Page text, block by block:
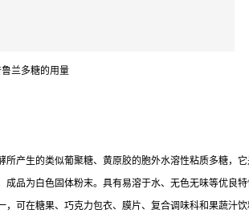
兰多糖的用量
所产生的类似葡聚糖、黄原胶的胞外水溶性粘质多糖，它
成品为白色固体粉末。具有易溶于水、无色无味等优良特
，可在糖果、巧克力包衣、膜片、复合调味科和果蔬汁饮